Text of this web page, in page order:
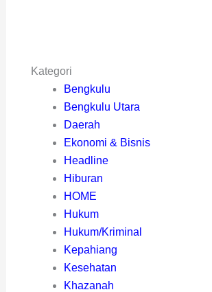
Kategori
Bengkulu
Bengkulu Utara
Daerah
Ekonomi & Bisnis
Headline
Hiburan
HOME
Hukum
Hukum/Kriminal
Kepahiang
Kesehatan
Khazanah